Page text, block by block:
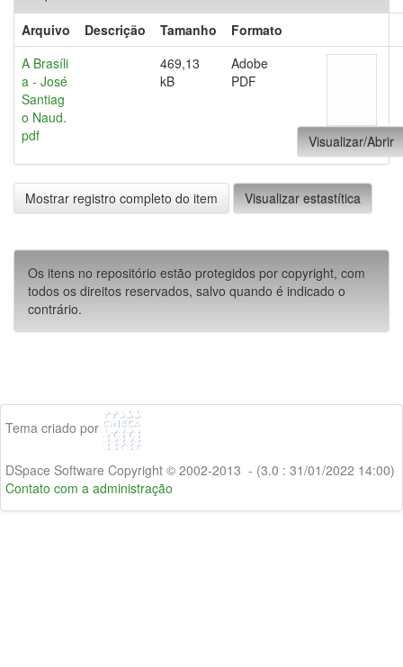
Arquivo
Descrição Tamanho
Formato
A Brasíli
a - José
Santiag
o Naud.
pdf
469,13
kB
Adobe
PDF
Visualizar/Abrir
Mostrar registro completo do item Visualizar estastítica
Os itens no repositório estão protegidos por copyright, com
todos os direitos reservados, salvo quando é indicado o
contrário.
Tema criado por
DSpace Software Copyright © 2002-2013 - (3.0 : 31/01/2022 14:00)
Contato com a administração